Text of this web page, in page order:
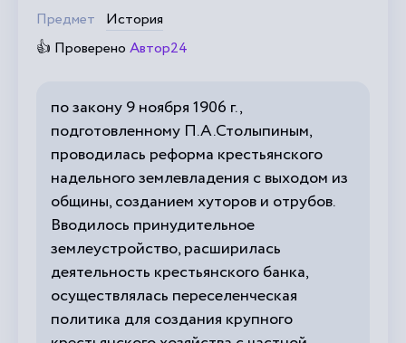
Предмет
История
👍 Проверено Автор24
по закону 9 ноября 1906 г.,
подготовленному П.А.Столыпиным,
проводилась реформа крестьянского
надельного землевладения с выходом из
общины, созданием хуторов и отрубов.
Вводилось принудительное
землеустройство, расширилась
деятельность крестьянского банка,
осуществлялась переселенческая
политика для создания крупного